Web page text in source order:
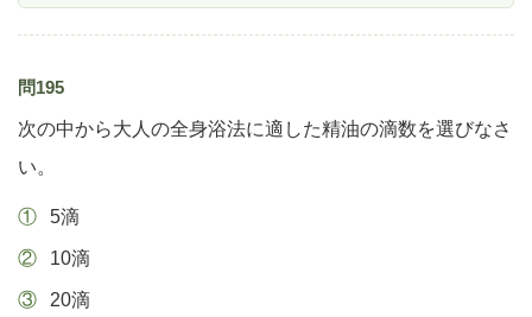
問195
次の中から大人の全身浴法に適した精油の滴数を選びなさ
い。
5滴
10滴
20滴